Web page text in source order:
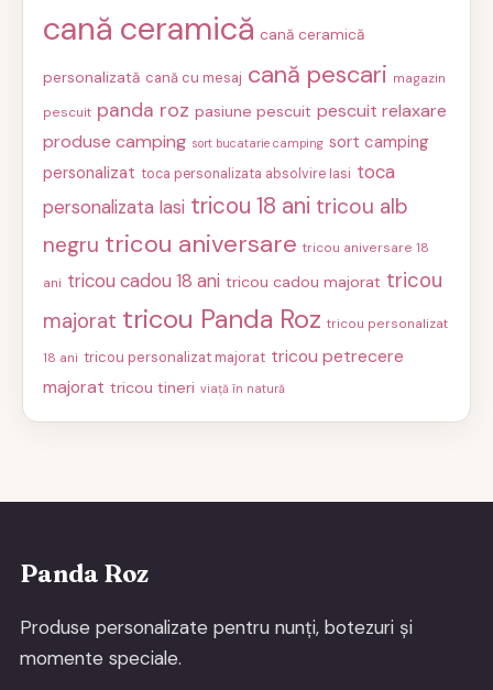
cană ceramică cană ceramică
personalizată cană cu mesaj cană pescari magazin
pescuit panda roz pasiune pescuit pescuit relaxare
produse camping sort bucatarie camping sort camping
personalizat toca personalizata absolvire Iasi toca
personalizata Iasi tricou 18 ani tricou alb
negru tricou aniversare tricou aniversare 18
ani tricou cadou 18 ani tricou cadou majorat tricou
majorat tricou Panda Roz tricou personalizat
18 ani tricou personalizat majorat tricou petrecere
majorat tricou tineri viață în natură
Panda Roz
Produse personalizate pentru nunți, botezuri și
momente speciale.